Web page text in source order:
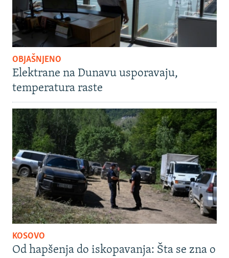
OBJAŠNJENO
Elektrane na Dunavu usporavaju,
temperatura raste
KOSOVO
Od hapšenja do iskopavanja: Šta se zna o